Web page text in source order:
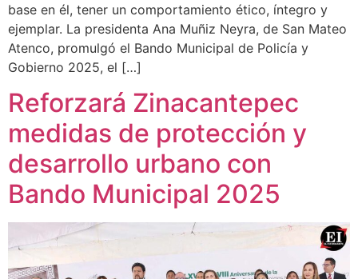
base en él, tener un comportamiento ético, íntegro y
ejemplar. La presidenta Ana Muñiz Neyra, de San Mateo
Atenco, promulgó el Bando Municipal de Policía y
Gobierno 2025, el […]
Reforzará Zinacantepec
medidas de protección y
desarrollo urbano con
Bando Municipal 2025